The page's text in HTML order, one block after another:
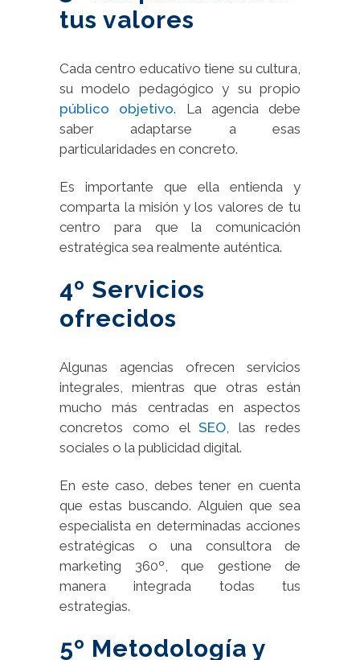
tus valores
Cada centro educativo tiene su cultura,
su modelo pedagógico y su propio
público objetivo. La agencia debe
saber adaptarse a esas
particularidades en concreto.
Es importante que ella entienda y
comparta la misión y los valores de tu
centro para que la comunicación
estratégica sea realmente auténtica.
4º Servicios
ofrecidos
Algunas agencias ofrecen servicios
integrales, mientras que otras están
mucho más centradas en aspectos
concretos como elSEO, las redes
sociales o la publicidad digital.
En este caso, debes tener en cuenta
que estas buscando. Alguien que sea
especialista en determinadas acciones
estratégicas o una consultora de
marketing 360º, que gestione de
manera integrada todas tus
estrategias.
5º Metodología y